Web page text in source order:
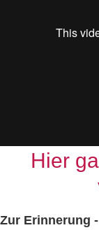
Hier
Zur Erinnerung